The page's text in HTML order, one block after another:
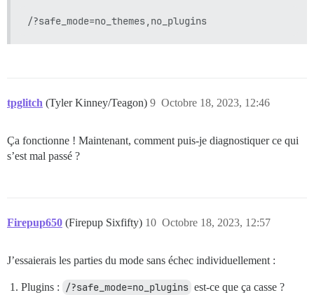
tpglitch (Tyler Kinney/Teagon) Octobre 18, 2023, 12:46
9
Ça fonctionne ! Maintenant, comment puis-je diagnostiquer ce qui
s’est mal passé ?
Firepup650 (Firepup Sixfifty) Octobre 18, 2023, 12:57
10
J’essaierais les parties du mode sans échec individuellement :
Plugins : /?safe_mode=no_plugins est-ce que ça casse ?